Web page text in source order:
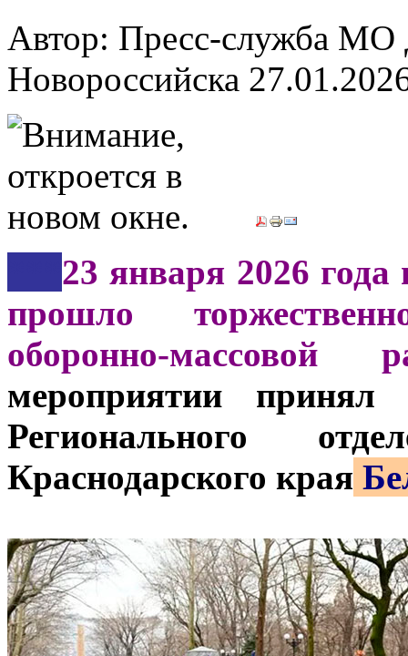
Автор: Пресс-служба
Новороссийска
23 января 2026 года
прошло
оборонно-
мероприятии принял
Регионального
Краснодарского края